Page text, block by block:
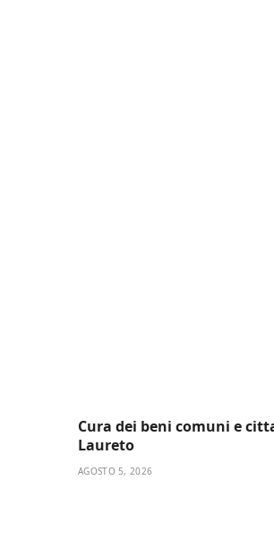
Cura dei beni comuni e
Laureto
AGOSTO 5, 2026